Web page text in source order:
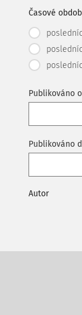
Časové
Publikováno
Publikováno
Autor